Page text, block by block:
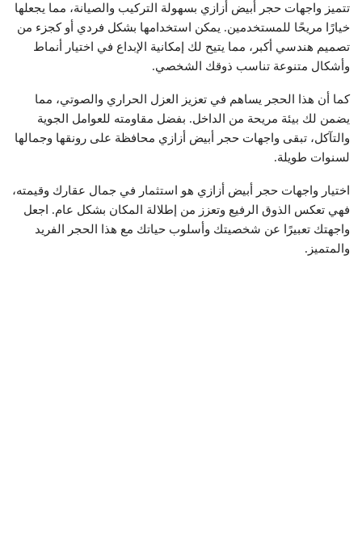
تتميز واجهات حجر أبيض أزازي بسهولة التركيب والصيانة، مما يجعلها
خيارًا مريحًا للمستخدمين. يمكن استخدامها بشكل فردي أو كجزء من
تصميم هندسي أكبر، مما يتيح لك إمكانية الإبداع في اختيار أنماط
وأشكال متنوعة تناسب ذوقك الشخصي.
كما أن هذا الحجر يساهم في تعزيز العزل الحراري والصوتي، مما
يضمن لك بيئة مريحة من الداخل. بفضل مقاومته للعوامل الجوية
والتآكل، تبقى واجهات حجر أبيض أزازي محافظة على رونقها وجمالها
لسنوات طويلة.
اختيار واجهات حجر أبيض أزازي هو استثمار في جمال عقارك وقيمته،
فهي تعكس الذوق الرفيع وتعزز من إطلالة المكان بشكل عام. اجعل
واجهتك تعبيرًا عن شخصيتك وأسلوب حياتك مع هذا الحجر الفريد
والمتميز.